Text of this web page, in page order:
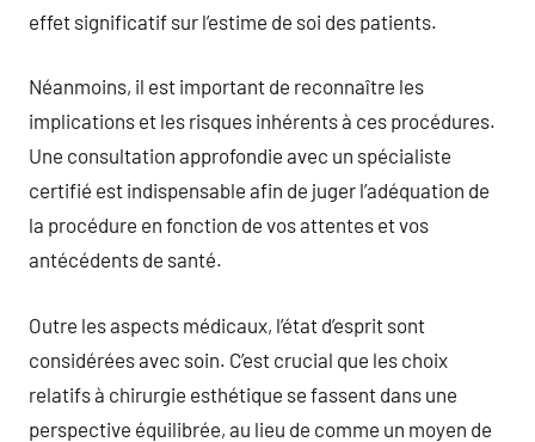
effet significatif sur l’estime de soi des patients.
Néanmoins, il est important de reconnaître les
implications et les risques inhérents à ces procédures.
Une consultation approfondie avec un spécialiste
certifié est indispensable afin de juger l’adéquation de
la procédure en fonction de vos attentes et vos
antécédents de santé.
Outre les aspects médicaux, l’état d’esprit sont
considérées avec soin. C’est crucial que les choix
relatifs à chirurgie esthétique se fassent dans une
perspective équilibrée, au lieu de comme un moyen de